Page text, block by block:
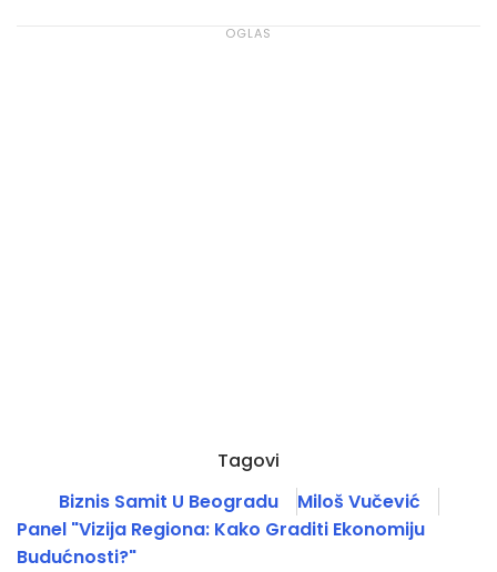
Tagovi
Biznis Samit U Beogradu
Miloš Vučević
Panel "Vizija Regiona: Kako Graditi Ekonomiju
Budućnosti?"